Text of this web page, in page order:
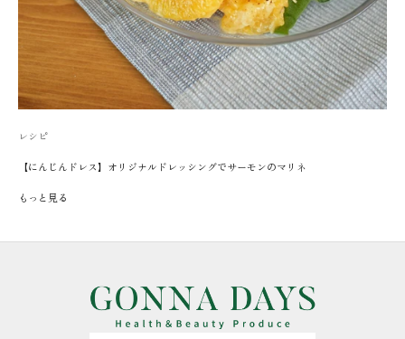
レシピ
【にんじんドレス】オリジナルドレッシングでサーモンのマリネ
もっと見る